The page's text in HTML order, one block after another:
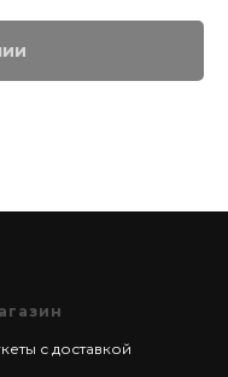
с доставкой